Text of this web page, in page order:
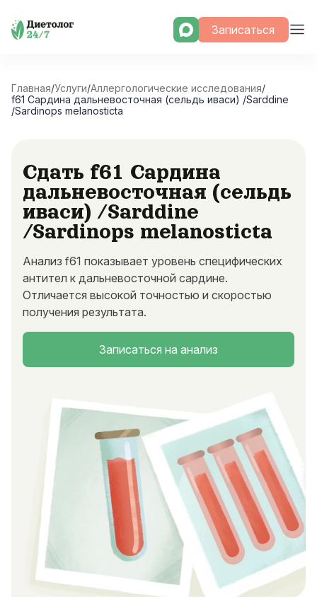
Skip
Записаться
Главная/Услуги/Аллергологические исследования/
f61 Сардина дальневосточная (сельдь иваси) /Sarddine
/Sardinops melanosticta
Сдать f61 Сардина
дальневосточная (сельдь
иваси) /Sarddine
/Sardinops melanosticta
Анализ f61 показывает уровень специфических
антител к дальневосточной сардине.
Отличается высокой точностью и скоростью
получения результата.
Записаться на анализ